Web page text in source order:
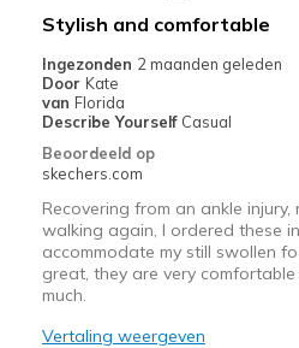
Minpunten
Beste toepassingen
Long walks
Width
Feels true to
Sizing
Feels true to
View On Shoes
Stylish and comfortable
Ingezonden 2 maanden geleden
Door Kate
van Florida
Describe Yourself Casual
Beoordeeld op
skechers.com
Recovering from an ankle
walking again, I ordered these
accommodate my still swollen
great, they are very
much.
Vertaling weergeven